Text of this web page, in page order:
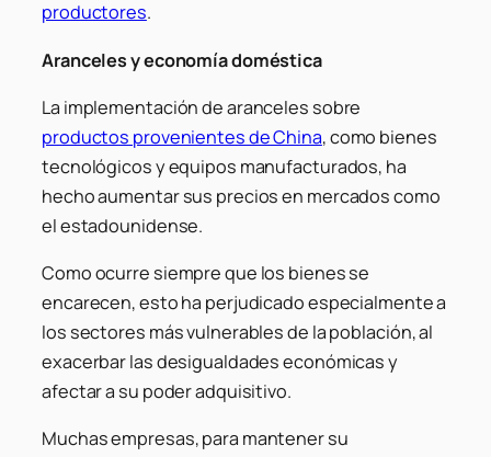
productores.
Aranceles y economía doméstica
La implementación de aranceles sobre
productos provenientes de China, como bienes
tecnológicos y equipos manufacturados, ha
hecho aumentar sus precios en mercados como
el estadounidense.
Como ocurre siempre que los bienes se
encarecen, esto ha perjudicado especialmente a
los sectores más vulnerables de la población, al
exacerbar las desigualdades económicas y
afectar a su poder adquisitivo.
Muchas empresas, para mantener su